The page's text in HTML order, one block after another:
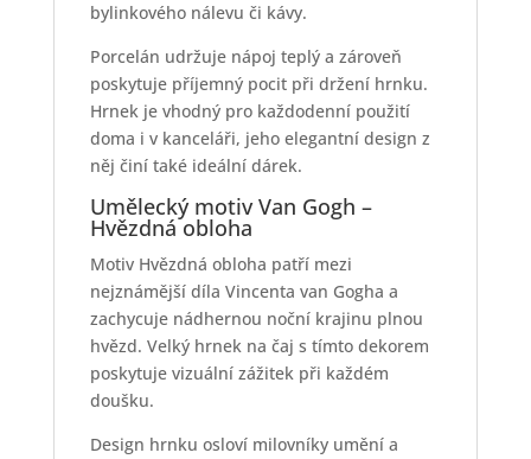
bylinkového nálevu či kávy.
Porcelán udržuje nápoj teplý a zároveň
poskytuje příjemný pocit při držení hrnku.
Hrnek je vhodný pro každodenní použití
doma i v kanceláři, jeho elegantní design z
něj činí také ideální dárek.
Umělecký motiv Van Gogh –
Hvězdná obloha
Motiv Hvězdná obloha patří mezi
nejznámější díla Vincenta van Gogha a
zachycuje nádhernou noční krajinu plnou
hvězd. Velký hrnek na čaj s tímto dekorem
poskytuje vizuální zážitek při každém
doušku.
Design hrnku osloví milovníky umění a